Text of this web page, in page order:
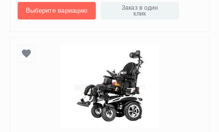
Выберите вариацию
Заказ в один
клик